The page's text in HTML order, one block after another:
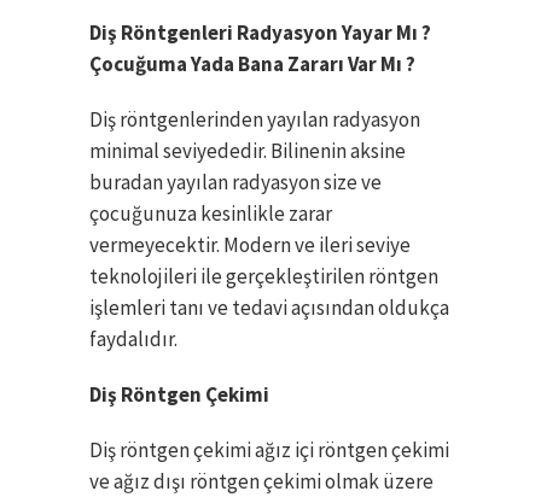
Diş Röntgenleri Radyasyon Yayar Mı ?
Çocuğuma Yada Bana Zararı Var Mı ?
Diş röntgenlerinden yayılan radyasyon
minimal seviyededir. Bilinenin aksine
buradan yayılan radyasyon size ve
çocuğunuza kesinlikle zarar
vermeyecektir. Modern ve ileri seviye
teknolojileri ile gerçekleştirilen röntgen
işlemleri tanı ve tedavi açısından oldukça
faydalıdır.
Diş Röntgen Çekimi
Diş röntgen çekimi ağız içi röntgen çekimi
ve ağız dışı röntgen çekimi olmak üzere